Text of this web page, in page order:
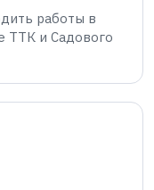
работы в
ТТК и Садового